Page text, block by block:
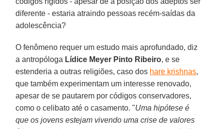
diferente - estaria atraindo pessoas recém-saídas da
adolescência?
O fenômeno requer um estudo mais aprofundado, diz
a antropóloga Lídice Meyer Pinto Ribeiro, e se
estenderia a outras religiões, caso dos hare krishnas,
que também experimentam um interesse renovado,
apesar de se pautarem por códigos conservadores,
como o celibato até o casamento. "Uma hipótese é
que os jovens estejam vivendo uma crise de valores